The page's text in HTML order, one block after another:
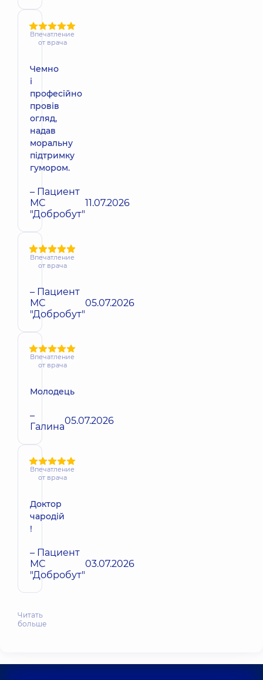
Впечатление
от врача
Чемно
і
професійно
провів
огляд,
надав
моральну
підтримку
гумором.
– Пациент
МС
"Добробут"
11.07.2026
Впечатление
от врача
– Пациент
МС
"Добробут"
05.07.2026
Впечатление
от врача
Молодець
–
Галина05.07.2026
Впечатление
от врача
Доктор
чародій
!
– Пациент
МС
"Добробут"
03.07.2026
Читать
больше